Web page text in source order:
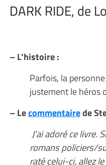
DARK RIDE, de
– L’histoire :
Parfois, la
justement le héros
– Lecommentairede
J’ai adoré ce livre.
romans policiers/
raté celui-ci, allez